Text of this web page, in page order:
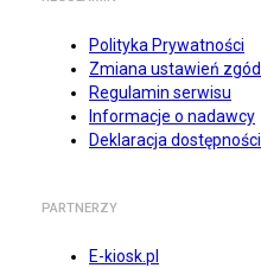
Polityka Prywatności
Zmiana ustawień zgód
Regulamin serwisu
Informacje o nadawcy
Deklaracja dostępności
PARTNERZY
E-kiosk.pl